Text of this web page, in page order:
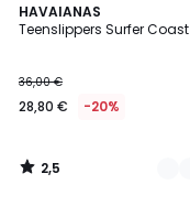
HAVAIANAS
Teenslippers Surfer Coast
36,00 €
28,80 € -20%
2,5
/ 5
2
Kleuren
2,5
/